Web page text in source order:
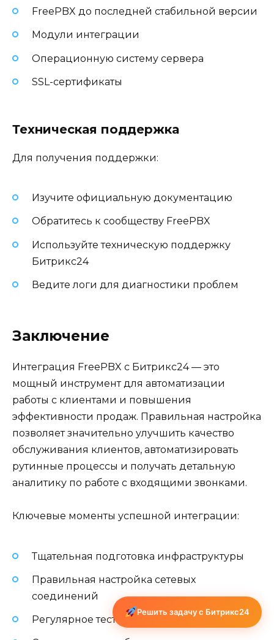
FreePBX до последней стабильной версии
Модули интеграции
Операционную систему сервера
SSL-сертификаты
Техническая поддержка
Для получения поддержки:
Изучите официальную документацию
Обратитесь к сообществу FreePBX
Используйте техническую поддержку
Битрикс24
Ведите логи для диагностики проблем
Заключение
Интеграция FreePBX с Битрикс24 — это
мощный инструмент для автоматизации
работы с клиентами и повышения
эффективности продаж. Правильная настройка
позволяет значительно улучшить качество
обслуживания клиентов, автоматизировать
рутинные процессы и получать детальную
аналитику по работе с входящими звонками.
Ключевые моменты успешной интеграции:
Тщательная подготовка инфраструктуры
Правильная настройка сетевых
соединений
Регулярное тестирование и мониторинг
Решить задачу с Битрикс24